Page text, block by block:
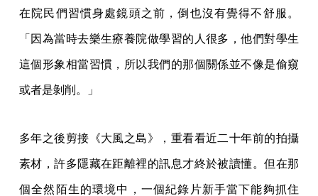
在院民們習慣身處鏡頭之前，倒也沒有覺得不舒服。
「因為當時去樂生療養院做學習的人很多，他們對學生
這個形象相當習慣，所以我們的那個關係並不像是偷窺
或者是剝削。」
多年之後剪接《大風之島》，重看看近二十年前的拍攝
素材，許多隱藏在距離裡的訊息才終於被讀懂。但在那
個全然陌生的環境中，一個紀錄片新手當下能夠抓住